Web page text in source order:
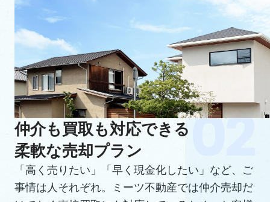
仲介も買取も対応できる
柔軟な売却プラン
「高く売りたい」「早く現金化したい」など、ご
事情は人それぞれ。ミーツ不動産では仲介売却だ